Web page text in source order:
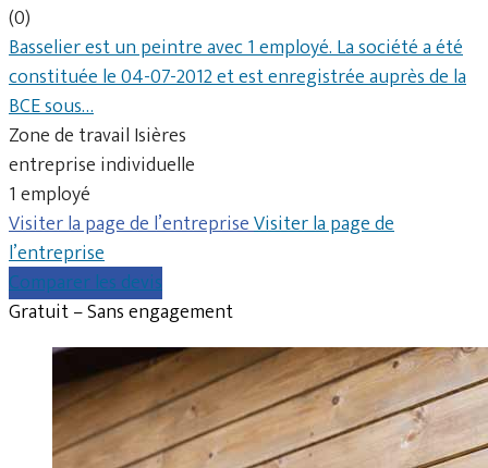
(0)
Basselier est un peintre avec 1 employé. La société a été
constituée le 04-07-2012 et est enregistrée auprès de la
BCE sous…
Zone de travail Isières
entreprise individuelle
1 employé
Visiter la page de l’entrepriseVisiter la page de
l’entreprise
Comparer les devis
Gratuit – Sans engagement